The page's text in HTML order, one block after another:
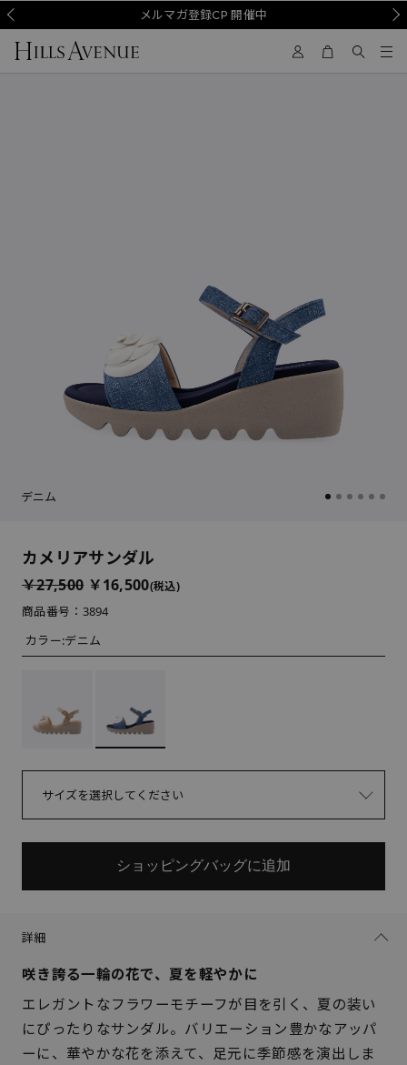
メルマガ登録CP 開催中
デニム
カメリアサンダル
￥27,500 ￥16,500(税込)
商品番号：3894
カラー:デニム
サイズを選択してください
ショッピングバッグに追加
詳細
咲き誇る一輪の花で、夏を軽やかに
エレガントなフラワーモチーフが目を引く、夏の装い
にぴったりなサンダル。バリエーション豊かなアッパ
ーに、華やかな花を添えて、足元に季節感を演出しま